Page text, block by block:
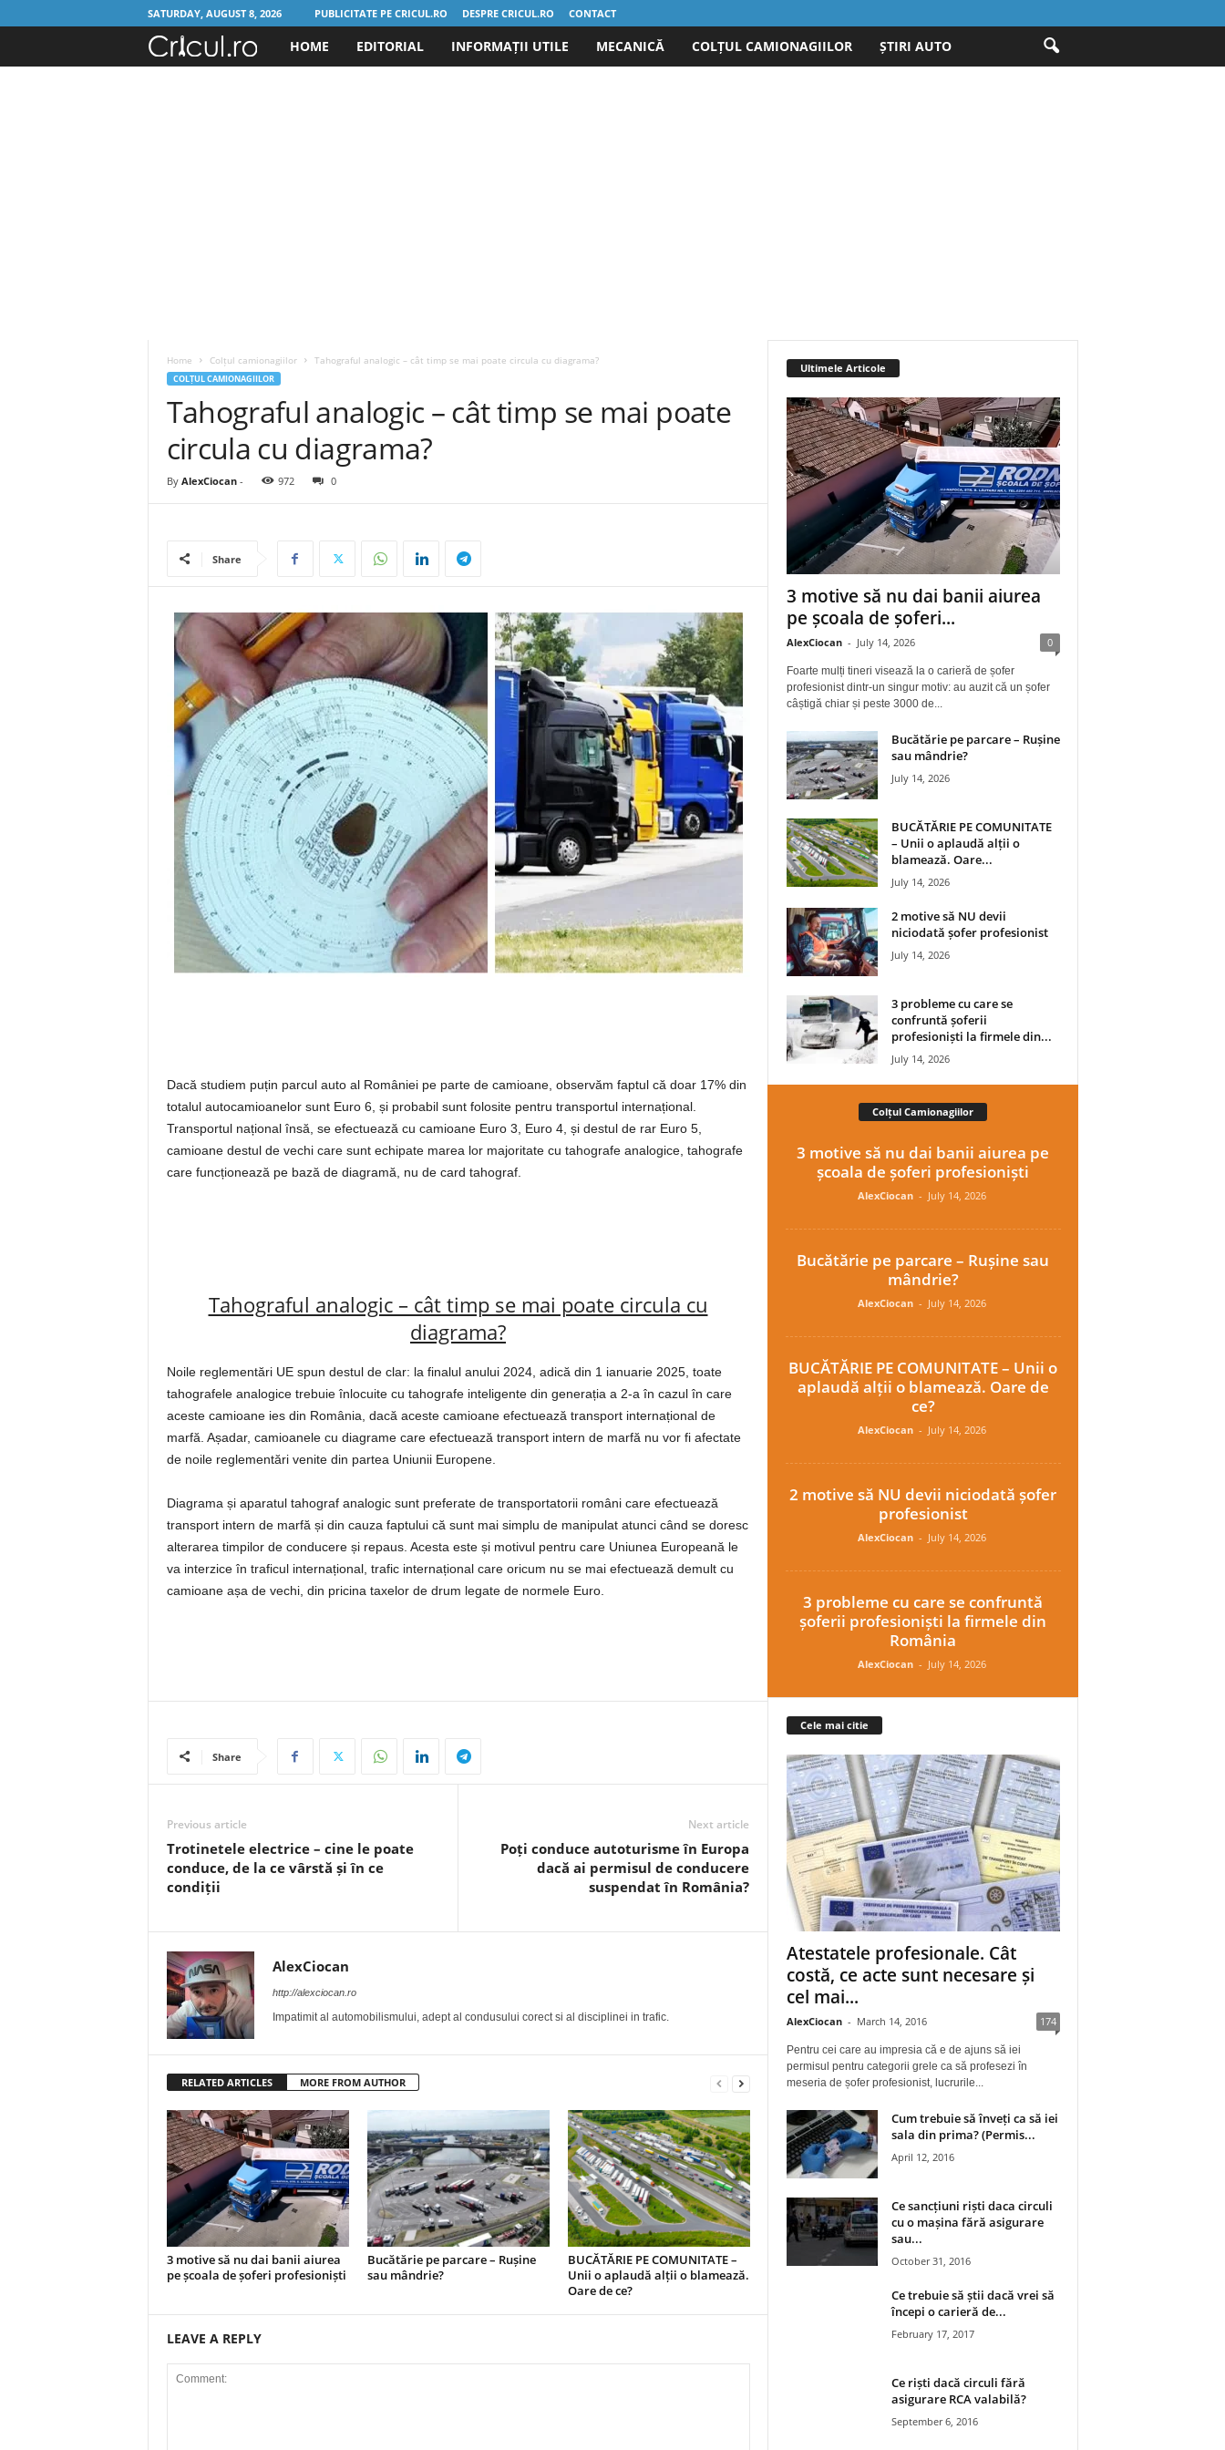
SATURDAY, AUGUST 8, 2026 PUBLICITATE PE CRICUL.RO DESPRE CRICUL.RO CONTACT
o
HOME EDITORIAL INFORMAȚII UTILE MECANICĂ COLȚUL CAMIONAGIILOR ȘTIRI AUTO
Home Colțul camionagiilor Tahograful analogic – cât timp se mai poate circula cu diagrama?
COLȚUL CAMIONAGIILOR
Tahograful analogic – cât timp se mai poate
circula cu diagrama?
By AlexCiocan- 972 0
Share
Dacă studiem puțin parcul auto al României pe parte de camioane, observăm faptul că doar 17% din
totalul autocamioanelor sunt Euro 6, și probabil sunt folosite pentru transportul internațional.
Transportul național însă, se efectuează cu camioane Euro 3, Euro 4, și destul de rar Euro 5,
camioane destul de vechi care sunt echipate marea lor majoritate cu tahografe analogice, tahografe
care funcționează pe bază de diagramă, nu de card tahograf.
Tahograful analogic – cât timp se mai poate circula cu
diagrama?
Noile reglementări UE spun destul de clar: la finalul anului 2024, adică din 1 ianuarie 2025, toate
tahografele analogice trebuie înlocuite cu tahografe inteligente din generația a 2-a în cazul în care
aceste camioane ies din România, dacă aceste camioane efectuează transport internațional de
marfă. Așadar, camioanele cu diagrame care efectuează transport intern de marfă nu vor fi afectate
de noile reglementări venite din partea Uniunii Europene.
Diagrama și aparatul tahograf analogic sunt preferate de transportatorii români care efectuează
transport intern de marfă și din cauza faptului că sunt mai simplu de manipulat atunci când se doresc
alterarea timpilor de conducere și repaus. Acesta este și motivul pentru care Uniunea Europeană le
va interzice în traficul internațional, trafic internațional care oricum nu se mai efectuează demult cu
camioane așa de vechi, din pricina taxelor de drum legate de normele Euro.
Share
Previous article
Trotinetele electrice – cine le poate
conduce, de la ce vârstă și în ce
condiții
Next article
Poți conduce autoturisme în Europa
dacă ai permisul de conducere
suspendat în România?
AlexCiocan
http://alexciocan.ro
Impatimit al automobilismului, adept al condusului corect si al disciplinei in trafic.
RELATED ARTICLES MORE FROM AUTHOR
3 motive să nu dai banii aiurea
pe școala de șoferi profesioniști
Bucătărie pe parcare – Rușine
sau mândrie?
BUCĂTĂRIE PE COMUNITATE –
Unii o aplaudă alții o blamează.
Oare de ce?
LEAVE A REPLY
Ultimele Articole
3 motive să nu dai banii aiurea
pe școala de șoferi...
AlexCiocan - July 14, 2026 0
Foarte mulți tineri visează la o carieră de șofer
profesionist dintr-un singur motiv: au auzit că un șofer
câștigă chiar și peste 3000 de...
Bucătărie pe parcare – Rușine
sau mândrie?
July 14, 2026
BUCĂTĂRIE PE COMUNITATE
– Unii o aplaudă alții o
blamează. Oare...
July 14, 2026
2 motive să NU devii
niciodată șofer profesionist
July 14, 2026
3 probleme cu care se
confruntă șoferii
profesioniști la firmele din...
July 14, 2026
Colțul Camionagiilor
3 motive să nu dai banii aiurea pe
școala de șoferi profesioniști
AlexCiocan - July 14, 2026
Bucătărie pe parcare – Rușine sau
mândrie?
AlexCiocan - July 14, 2026
BUCĂTĂRIE PE COMUNITATE – Unii o
aplaudă alții o blamează. Oare de
ce?
AlexCiocan - July 14, 2026
2 motive să NU devii niciodată șofer
profesionist
AlexCiocan - July 14, 2026
3 probleme cu care se confruntă
șoferii profesioniști la firmele din
România
AlexCiocan - July 14, 2026
Cele mai citie
Atestatele profesionale. Cât
costă, ce acte sunt necesare și
cel mai...
AlexCiocan - March 14, 2016 174
Pentru cei care au impresia că e de ajuns să iei
permisul pentru categorii grele ca să profesezi în
meseria de șofer profesionist, lucrurile...
Cum trebuie să înveți ca să iei
sala din prima? (Permis...
April 12, 2016
Ce sancțiuni riști daca circuli
cu o mașina fără asigurare
sau...
October 31, 2016
Ce trebuie să știi dacă vrei să
începi o carieră de...
February 17, 2017
Ce riști dacă circuli fără
asigurare RCA valabilă?
September 6, 2016